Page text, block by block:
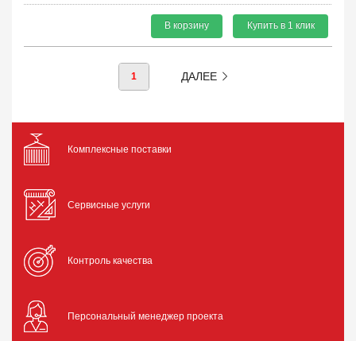
В корзину Купить в 1 клик
1 ДАЛЕЕ
Комплексные поставки
Сервисные услуги
Контроль качества
Персональный менеджер проекта